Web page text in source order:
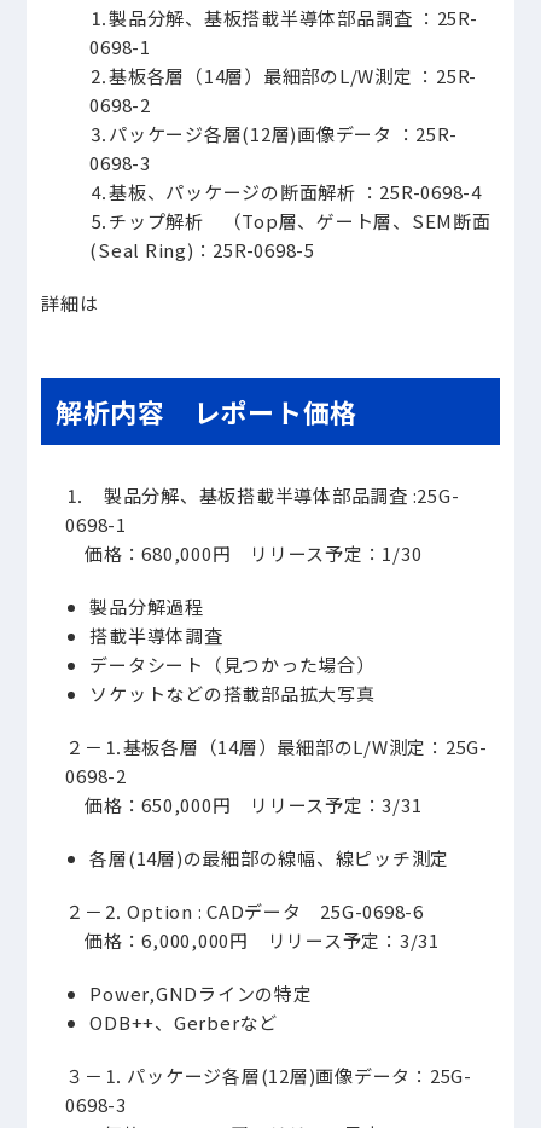
⒈製品分解、基板搭載半導体部品調査 ：25R-
0698-1
⒉基板各層（14層）最細部のL/W測定 ：25R-
0698-2
⒊パッケージ各層(12層)画像データ ：25R-
0698-3
⒋基板、パッケージの断面解析 ：25R-0698-4
⒌チップ解析 （Top層、ゲート層、SEM断面
(Seal Ring)：25R-0698-5
詳細は
解析内容 レポート価格
⒈
製品分解、基板搭載半導体部品調査 :25G-
0698-1
価格：680,000円 リリース予定：1/30
製品分解過程
搭載半導体調査
データシート（見つかった場合）
ソケットなどの搭載部品拡大写真
２－⒈基板各層（14層）最細部のL/W測定：25G-
0698-2
価格：650,000円 リリース予定：3/31
各層(14層)の最細部の線幅、線ピッチ測定
２－⒉ Option : CADデータ 25G-0698-6
価格：6,000,000円 リリース予定：3/31
Power,GNDラインの特定
ODB++、Gerberなど
３－⒈ パッケージ各層(12層)画像データ：25G-
0698-3